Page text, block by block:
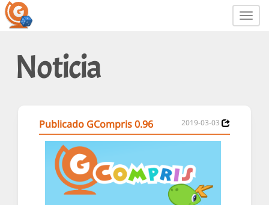
Noticia
Publicado GCompris 0.96 2019-03-03